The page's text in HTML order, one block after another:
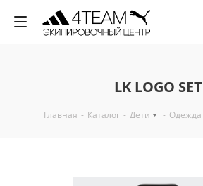
LK LOGO SET
Главная - Каталог - Дети - Одежда